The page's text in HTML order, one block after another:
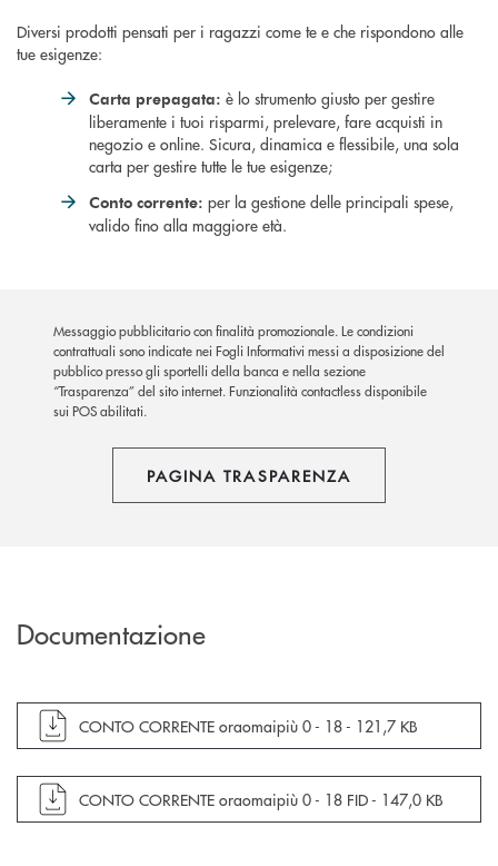
Diversi prodotti pensati per i ragazzi come te e che rispondono alle
tue esigenze:
Carta prepagata: è lo strumento giusto per gestire
liberamente i tuoi risparmi, prelevare, fare acquisti in
negozio e online. Sicura, dinamica e flessibile, una sola
carta per gestire tutte le tue esigenze;
Conto corrente: per la gestione delle principali spese,
valido fino alla maggiore età.
Messaggio pubblicitario con finalità promozionale. Le condizioni
contrattuali sono indicate nei Fogli Informativi messi a disposizione del
pubblico presso gli sportelli della banca e nella sezione
“Trasparenza” del sito internet. Funzionalità contactless disponibile
sui POS abilitati.
PAGINA TRASPARENZA
Documentazione
apre documento in una nuova finestra
CONTO CORRENTE oraomaipiù 0 - 18 - 121,7 KB
apre documento in una nuova finestra
CONTO CORRENTE oraomaipiù 0 - 18 FID - 147,0 KB